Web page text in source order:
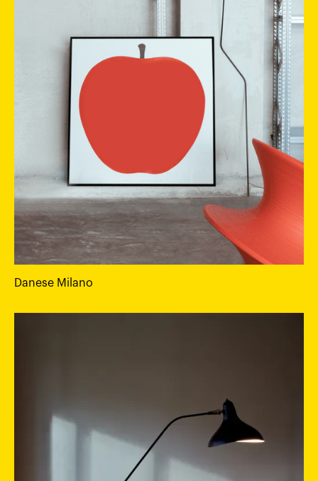
Danese Milano